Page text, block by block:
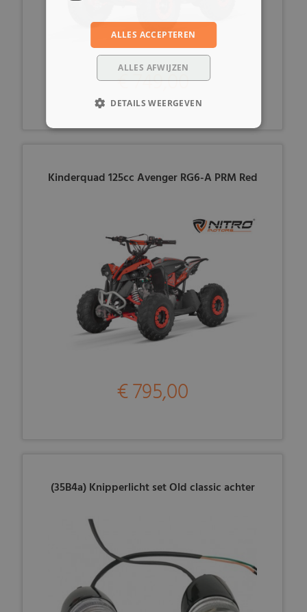
€ 749,00
Kinderquad 125cc Avenger RG6-A PRM Red
€ 795,00
(35B4a) Knipperlicht set Old classic achter
ALLES ACCEPTEREN
ALLES AFWIJZEN
DETAILS WEERGEVEN